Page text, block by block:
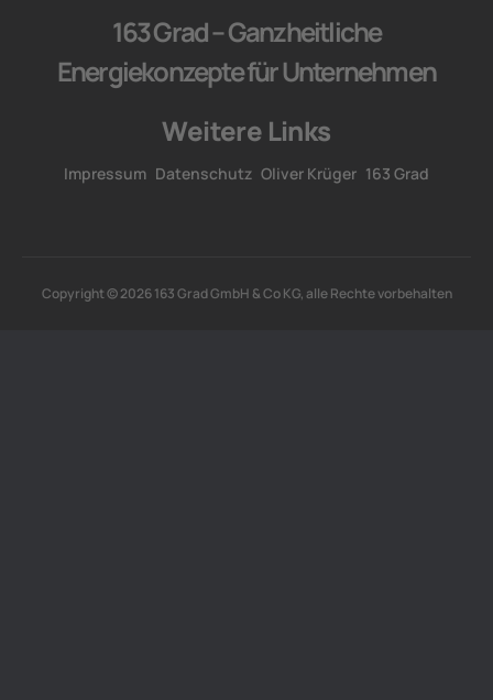
163 Grad – Ganzheitliche
Energiekonzepte für Unternehmen
Weitere Links
Impressum Datenschutz Oliver Krüger 163 Grad
Copyright © 2026 163 Grad GmbH & Co KG, alle Rechte vorbehalten